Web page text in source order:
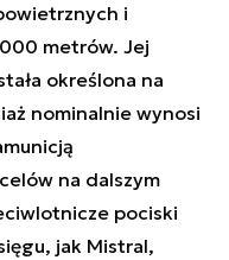
i
metrów. Jej
określona na
nominalnie wynosi
na dalszym
pociski
jak Mistral,